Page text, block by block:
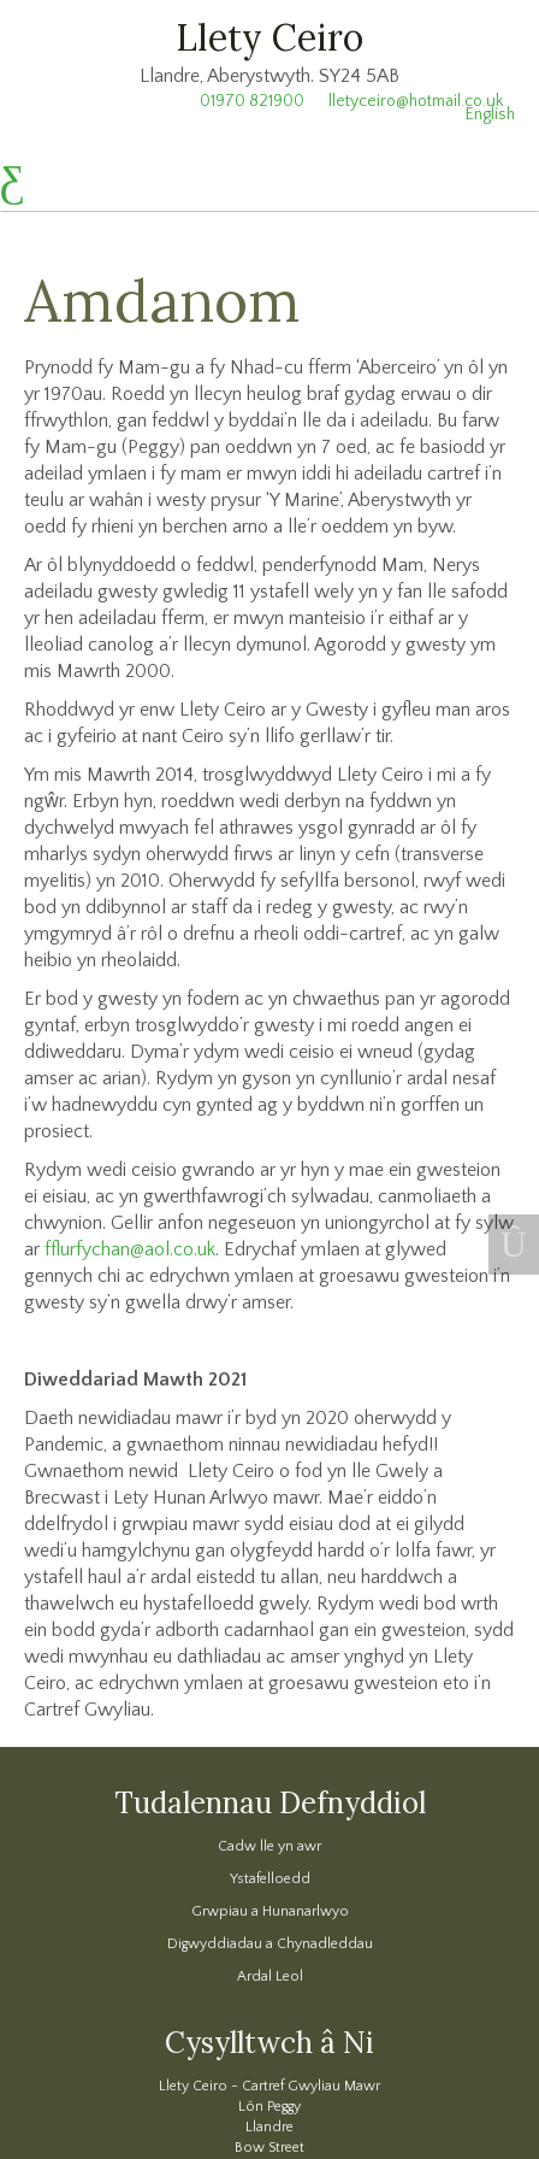
Llety Ceiro
Llandre, Aberystwyth. SY24 5AB
lletyceiro@hotmail.co.uk
01970 821900
English
Amdanom
Prynodd fy Mam-gu a fy Nhad-cu fferm ‘Aberceiro’ yn ôl yn
yr 1970au. Roedd yn llecyn heulog braf gydag erwau o dir
ffrwythlon, gan feddwl y byddai’n lle da i adeiladu. Bu farw
fy Mam-gu (Peggy) pan oeddwn yn 7 oed, ac fe basiodd yr
adeilad ymlaen i fy mam er mwyn iddi hi adeiladu cartref i’n
teulu ar wahân i westy prysur ‘Y Marine’, Aberystwyth yr
oedd fy rhieni yn berchen arno a lle’r oeddem yn byw.
Ar ôl blynyddoedd o feddwl, penderfynodd Mam, Nerys
adeiladu gwesty gwledig 11 ystafell wely yn y fan lle safodd
yr hen adeiladau fferm, er mwyn manteisio i’r eithaf ar y
lleoliad canolog a’r llecyn dymunol. Agorodd y gwesty ym
mis Mawrth 2000.
Rhoddwyd yr enw Llety Ceiro ar y Gwesty i gyfleu man aros
ac i gyfeirio at nant Ceiro sy’n llifo gerllaw’r tir.
Ym mis Mawrth 2014, trosglwyddwyd Llety Ceiro i mi a fy
ngŵr. Erbyn hyn, roeddwn wedi derbyn na fyddwn yn
dychwelyd mwyach fel athrawes ysgol gynradd ar ôl fy
mharlys sydyn oherwydd firws ar linyn y cefn (transverse
myelitis) yn 2010. Oherwydd fy sefyllfa bersonol, rwyf wedi
bod yn ddibynnol ar staff da i redeg y gwesty, ac rwy’n
ymgymryd â’r rôl o drefnu a rheoli oddi-cartref, ac yn galw
heibio yn rheolaidd.
Er bod y gwesty yn fodern ac yn chwaethus pan yr agorodd
gyntaf, erbyn trosglwyddo’r gwesty i mi roedd angen ei
ddiweddaru. Dyma’r ydym wedi ceisio ei wneud (gydag
amser ac arian). Rydym yn gyson yn cynllunio’r ardal nesaf
i’w hadnewyddu cyn gynted ag y byddwn ni’n gorffen un
prosiect.
Rydym wedi ceisio gwrando ar yr hyn y mae ein gwesteion
ei eisiau, ac yn gwerthfawrogi’ch sylwadau, canmoliaeth a
chwynion. Gellir anfon negeseuon yn uniongyrchol at fy sylw
ar fflurfychan@aol.co.uk. Edrychaf ymlaen at glywed
gennych chi ac edrychwn ymlaen at groesawu gwesteion i’n
gwesty sy’n gwella drwy’r amser.
Diweddariad Mawth 2021
Daeth newidiadau mawr i’r byd yn 2020 oherwydd y
Pandemic, a gwnaethom ninnau newidiadau hefyd!!
Gwnaethom newid Llety Ceiro o fod yn lle Gwely a
Brecwast i Lety Hunan Arlwyo mawr. Mae’r eiddo’n
ddelfrydol i grwpiau mawr sydd eisiau dod at ei gilydd
wedi’u hamgylchynu gan olygfeydd hardd o’r lolfa fawr, yr
ystafell haul a’r ardal eistedd tu allan, neu harddwch a
thawelwch eu hystafelloedd gwely. Rydym wedi bod wrth
ein bodd gyda’r adborth cadarnhaol gan ein gwesteion, sydd
wedi mwynhau eu dathliadau ac amser ynghyd yn Llety
Ceiro, ac edrychwn ymlaen at groesawu gwesteion eto i’n
Cartref Gwyliau.
Tudalennau Defnyddiol
Cadw lle yn awr
Ystafelloedd
Grwpiau a Hunanarlwyo
Digwyddiadau a Chynadleddau
Ardal Leol
Cysylltwch â Ni
Llety Ceiro - Cartref Gwyliau Mawr
Lôn Peggy
Llandre
Bow Street